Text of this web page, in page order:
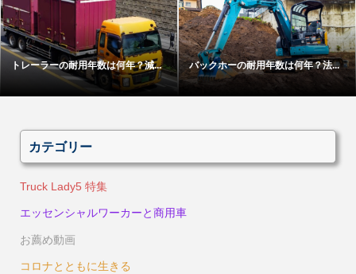
トレーラーの耐用年数は何年？減... バックホーの耐用年数は何年？法...
カテゴリー
Truck Lady5 特集
エッセンシャルワーカーと商用車
お薦め動画
コロナとともに生きる